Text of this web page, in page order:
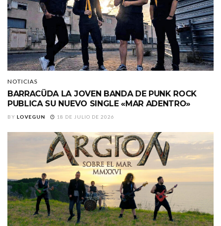
NOTICIAS
BARRACÜDA LA JOVEN BANDA DE PUNK ROCK
PUBLICA SU NUEVO SINGLE «MAR ADENTRO»
BY LOVEGUN 18 DE JULIO DE 2026